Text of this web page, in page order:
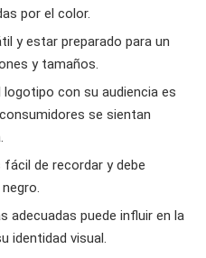
por el color.
y estar preparado para un
y tamaños.
con su audiencia es
se sientan
de recordar y debe
adecuadas puede influir en la
identidad visual.